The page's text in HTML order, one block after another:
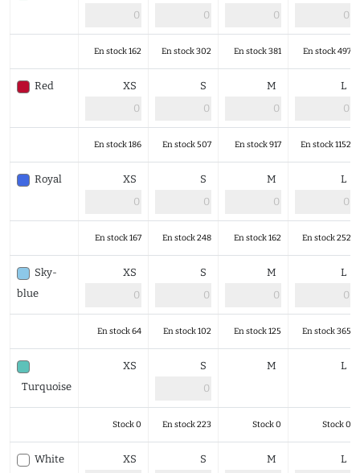
En stock 162 En stock 302 En stock 381 En stock 497
Red XS S M L
En stock 186 En stock 507 En stock 917 En stock 1152
Royal XS S M L
En stock 167 En stock 248 En stock 162 En stock 252
Sky-
blue
XS S M L
En stock 64 En stock 102 En stock 125 En stock 365
Turquoise
XS S M L
Stock 0 En stock 223 Stock 0 Stock 0
White XS S M L